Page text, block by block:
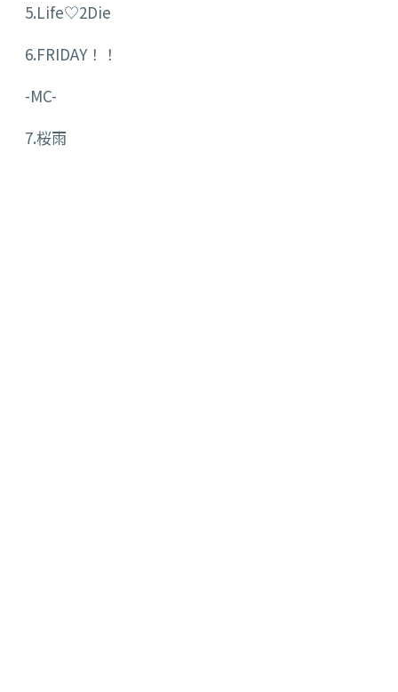
5.Life♡2Die
6.FRIDAY！！
-MC-
7.桜雨